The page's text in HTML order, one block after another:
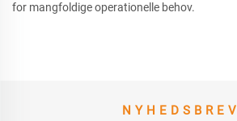
for mangfoldige operationelle behov.
NYHEDSBREV